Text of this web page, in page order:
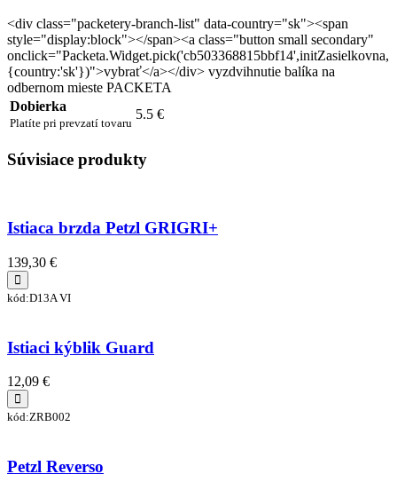
<div class="packetery-branch-list" data-country="sk"><span
style="display:block"></span><a class="button small secondary"
onclick="Packeta.Widget.pick('cb503368815bbf14',initZasielkovna,
{country:'sk'})">vybrať</a></div> vyzdvihnutie balíka na
odbernom mieste PACKETA
Dobierka
Platíte pri prevzatí tovaru
5.5 €
Súvisiace produkty
Istiaca brzda Petzl GRIGRI+
139,30 €
kód:D13A VI
Istiaci kýblik Guard
12,09 €
kód:ZRB002
Petzl Reverso